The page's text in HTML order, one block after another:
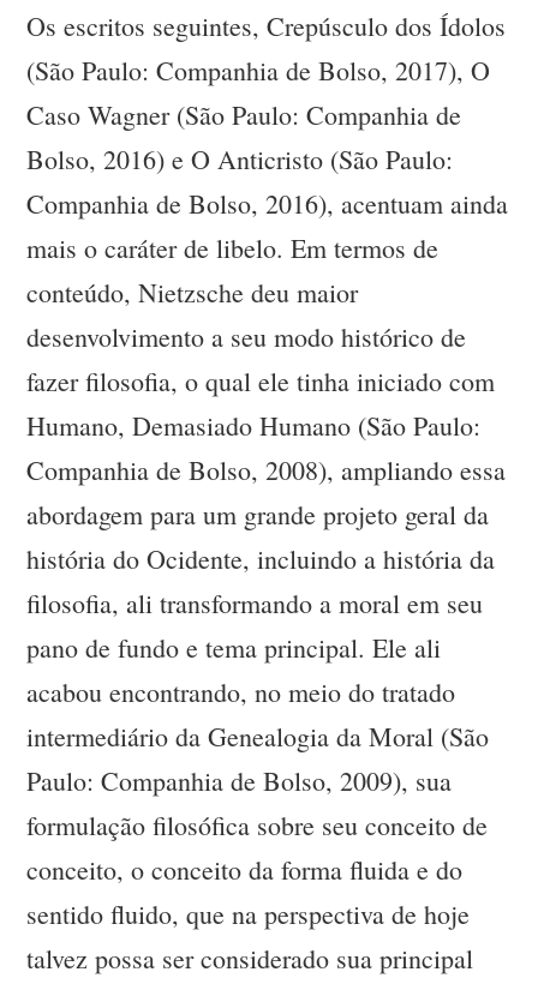
Os escritos seguintes, Crepúsculo dos Ídolos
(São Paulo: Companhia de Bolso, 2017), O
Caso Wagner (São Paulo: Companhia de
Bolso, 2016) e O Anticristo (São Paulo:
Companhia de Bolso, 2016), acentuam ainda
mais o caráter de libelo. Em termos de
conteúdo, Nietzsche deu maior
desenvolvimento a seu modo histórico de
fazer filosofia, o qual ele tinha iniciado com
Humano, Demasiado Humano (São Paulo:
Companhia de Bolso, 2008), ampliando essa
abordagem para um grande projeto geral da
história do Ocidente, incluindo a história da
filosofia, ali transformando a moral em seu
pano de fundo e tema principal. Ele ali
acabou encontrando, no meio do tratado
intermediário da Genealogia da Moral (São
Paulo: Companhia de Bolso, 2009), sua
formulação filosófica sobre seu conceito de
conceito, o conceito da forma fluida e do
sentido fluido, que na perspectiva de hoje
talvez possa ser considerado sua principal